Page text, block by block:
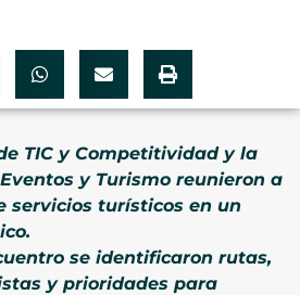
TIC y Competitividad y la
y Turismo reunieron a
servicios turísticos en un
se identificaron rutas,
y prioridades para